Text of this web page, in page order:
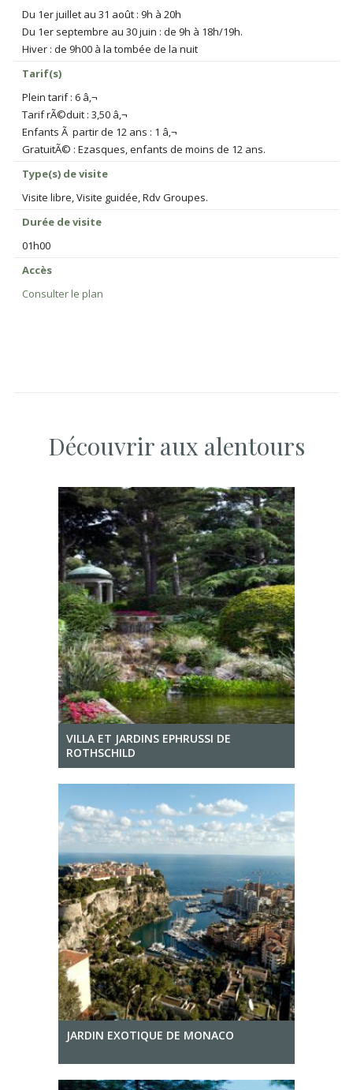
Du 1er juillet au 31 août : 9h à 20h
Du 1er septembre au 30 juin : de 9h à 18h/19h.
Hiver : de 9h00 à la tombée de la nuit
Tarif(s)
Plein tarif : 6 â‚¬
Tarif rÃ©duit : 3,50 â‚¬
Enfants Ã partir de 12 ans : 1 â‚¬
GratuitÃ© : Ezasques, enfants de moins de 12 ans.
Type(s) de visite
Visite libre, Visite guidée, Rdv Groupes.
Durée de visite
01h00
Accès
Consulter le plan
Découvrir aux alentours
VILLA ET JARDINS EPHRUSSI DE
ROTHSCHILD
JARDIN EXOTIQUE DE MONACO